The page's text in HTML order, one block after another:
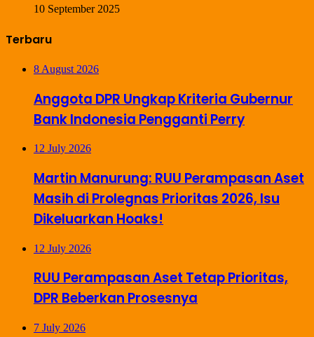
10 September 2025
Terbaru
8 August 2026
Anggota DPR Ungkap Kriteria Gubernur
Bank Indonesia Pengganti Perry
12 July 2026
Martin Manurung: RUU Perampasan Aset
Masih di Prolegnas Prioritas 2026, Isu
Dikeluarkan Hoaks!
12 July 2026
RUU Perampasan Aset Tetap Prioritas,
DPR Beberkan Prosesnya
7 July 2026